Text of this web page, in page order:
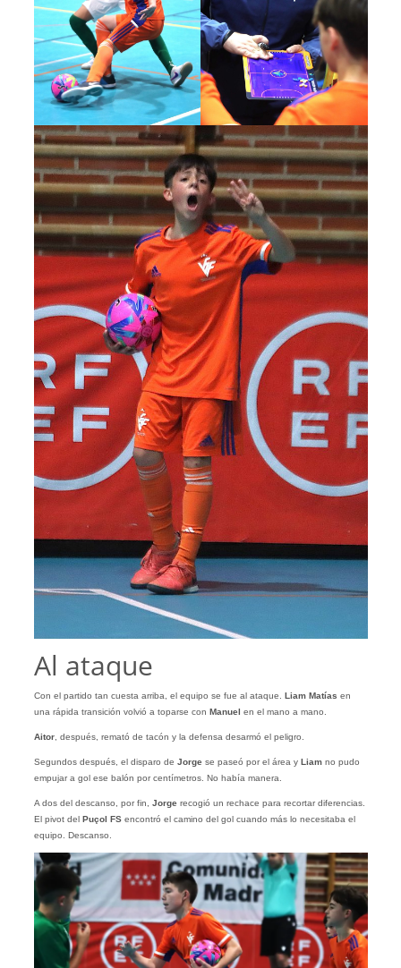
Al ataque
Con el partido tan cuesta arriba, el equipo se fue al ataque. Liam Matías en
una rápida transición volvió a toparse con Manuel en el mano a mano.
Aitor, después, remató de tacón y la defensa desarmó el peligro.
Segundos después, el disparo de Jorgese paseó por el área y Liamno pudo
empujar a gol ese balón por centímetros. No había manera.
A dos del descanso, por fin, Jorgerecogió un rechace para recortar diferencias.
El pivot del Puçol FS encontró el camino del gol cuando más lo necesitaba el
equipo. Descanso.